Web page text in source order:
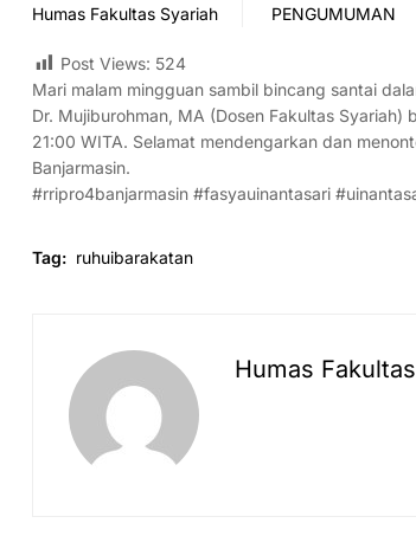
Humas Fakultas Syariah PENGUMUMAN
Post Views: 524
Mari malam mingguan sambil bincang santai
Dr. Mujiburohman, MA (Dosen Fakultas
21:00 WITA. Selamat mendengarkan dan
Banjarmasin.
#rripro4banjarmasin #fasyauinantasari
Tag: ruhuibarakatan
Humas